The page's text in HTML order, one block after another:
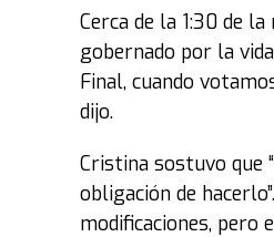
Cerca de la 1:30 de
gobernado por la
Final, cuando
dijo.
Cristina sostuvo que
obligación de
modificaciones,